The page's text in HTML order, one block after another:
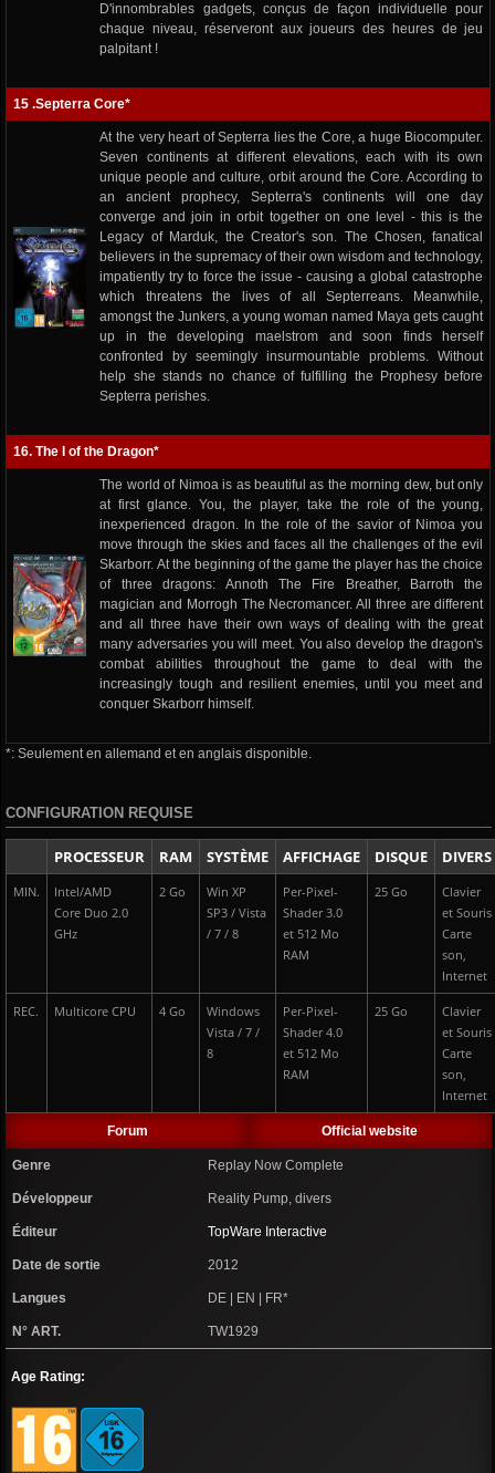
D'innombrables gadgets, conçus de façon individuelle pour
chaque niveau, réserveront aux joueurs des heures de jeu
palpitant !
15 .Septerra Core*
At the very heart of Septerra lies the Core, a huge Biocomputer.
Seven continents at different elevations, each with its own
unique people and culture, orbit around the Core. According to
an ancient prophecy, Septerra's continents will one day
converge and join in orbit together on one level - this is the
Legacy of Marduk, the Creator's son. The Chosen, fanatical
believers in the supremacy of their own wisdom and technology,
impatiently try to force the issue - causing a global catastrophe
which threatens the lives of all Septerreans. Meanwhile,
amongst the Junkers, a young woman named Maya gets caught
up in the developing maelstrom and soon finds herself
confronted by seemingly insurmountable problems. Without
help she stands no chance of fulfilling the Prophesy before
Septerra perishes.
16. The I of the Dragon*
The world of Nimoa is as beautiful as the morning dew, but only
at first glance. You, the player, take the role of the young,
inexperienced dragon. In the role of the savior of Nimoa you
move through the skies and faces all the challenges of the evil
Skarborr. At the beginning of the game the player has the choice
of three dragons: Annoth The Fire Breather, Barroth the
magician and Morrogh The Necromancer. All three are different
and all three have their own ways of dealing with the great
many adversaries you will meet. You also develop the dragon's
combat abilities throughout the game to deal with the
increasingly tough and resilient enemies, until you meet and
conquer Skarborr himself.
*: Seulement en allemand et en anglais disponible.
CONFIGURATION REQUISE
PROCESSEUR RAM SYSTÈME AFFICHAGE DISQUE DIVERS
MIN.
Intel/AMD
Core Duo 2.0
GHz
2 Go
Win XP
SP3 / Vista
/ 7 / 8
Per-Pixel-
Shader 3.0
et 512 Mo
RAM
25 Go
Clavier
et Souris
Carte
son,
Internet
REC. Multicore CPU 4 Go
Windows
Vista / 7 /
8
Per-Pixel-
Shader 4.0
et 512 Mo
RAM
25 Go
Clavier
et Souris
Carte
son,
Internet
Forum Official website
Genre Replay Now Complete
Développeur Reality Pump, divers
Éditeur TopWare Interactive
Date de sortie 2012
Langues DE | EN | FR*
N° ART. TW1929
Age Rating: